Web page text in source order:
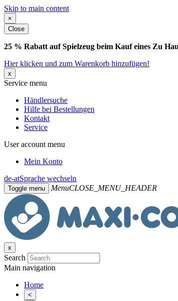
Skip to main content
×
Close
25 % Rabatt auf Spielzeug beim Kauf eines Zu
Hier klicken und zum Warenkorb hinzufügen!
x
Service menu
Händlersuche
Hilfe bei Bestellungen
Kontakt
Service
User account menu
Mein Konto
de-atSprache wechseln
Toggle menu MenuCLOSE_MENU_HEADER
x
Search
Main navigation
Home
<